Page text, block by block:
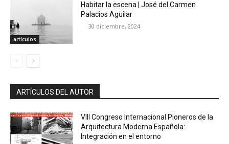
artículos
Habitar la escena | José del Carmen
Palacios Aguilar
30 diciembre, 2024
ARTÍCULOS DEL AUTOR
VIII Congreso Internacional Pioneros de la
Arquitectura Moderna Española:
Integración en el entorno